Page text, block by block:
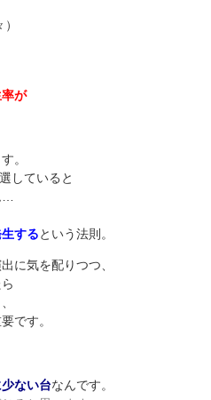
が
。
していると
するという法則。
に気を配りつつ、
です。
ない台なんです。